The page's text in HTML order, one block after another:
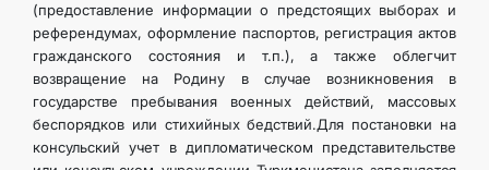
(предоставление информации о предстоящих выборах и
референдумах, оформление паспортов, регистрация актов
гражданского состояния и т.п.), а также облегчит
возвращение на Родину в случае возникновения в
государстве пребывания военных действий, массовых
беспорядков или стихийных бедствий.Для постановки на
консульский учет в дипломатическом представительстве